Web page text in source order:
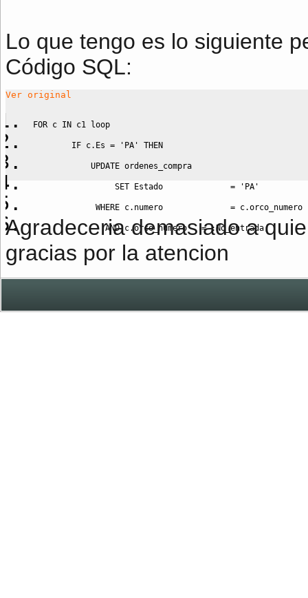
Lo que tengo es lo siguiente
Código SQL:
Ver original
FOR c IN c1 loop
IF c. Es = 'PA' THEN
UPDATE ordenes_compra
SET Estado = 'PA'
WHERE c. numero = c.orco_numero
AND c.orco_numero = :No_entrada;
Agradeceria demasiado a
gracias por la atencion